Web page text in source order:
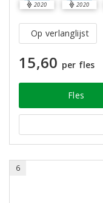
2020 2020
Op verlanglijst
15,60 per fles
Fles
6